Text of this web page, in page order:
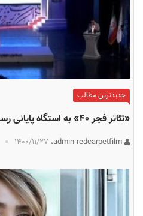
جدیدترین مطالب
«تئاتر فجر ۴۰» به استگاه پایانی رسید
۱۴۰۰/۱۱/۲۷